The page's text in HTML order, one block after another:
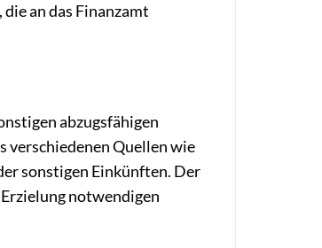
an das Finanzamt
abzugsfähigen
verschiedenen Quellen wie
sonstigen Einkünften. Der
notwendigen